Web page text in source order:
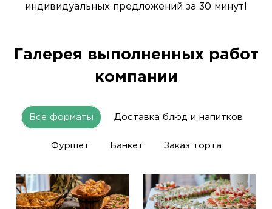
индивидуальных предложений за 30 минут!
Галерея выполненных работ
компании
Все форматы Доставка блюд и напитков
Фуршет Банкет Заказ торта